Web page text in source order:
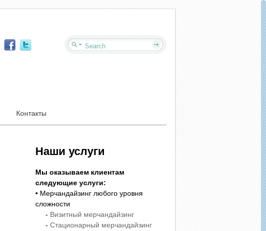
Контакты
Наши услуги
Мы оказываем клиентам
следующие услуги:
• Мерчандайзинг любого уровня
сложности
- Визитный мерчандайзинг
- Стационарный мерчандайзинг